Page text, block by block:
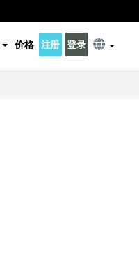
价格 注册 登录